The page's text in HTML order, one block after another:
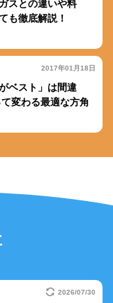
スとの違いや料
も徹底解説！
2017年01月18日
ベスト」は間違
変わる最適な方角
2026/07/30